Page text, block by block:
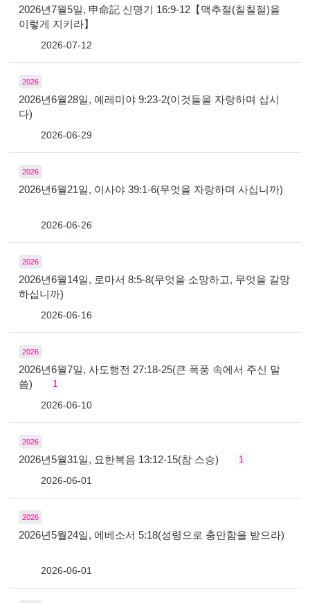
2026년7월5일, 申命記 신명기 16:9-12【맥추절(칠칠절)을
이렇게 지키라】
2026-07-12
2026
2026년6월28일, 예레미야 9:23-2(이것들을 자랑하며 삽시
다)
2026-06-29
2026
2026년6월21일, 이사야 39:1-6(무엇을 자랑하며 사십니까)
2026-06-26
2026
2026년6월14일, 로마서 8:5-8(무엇을 소망하고, 무엇을 갈망
하십니까)
2026-06-16
2026
2026년6월7일, 사도행전 27:18-25(큰 폭풍 속에서 주신 말
씀)
1
2026-06-10
2026
2026년5월31일, 요한복음 13:12-15(참 스승)
1
2026-06-01
2026
2026년5월24일, 에베소서 5:18(성령으로 충만함을 받으라)
2026-06-01